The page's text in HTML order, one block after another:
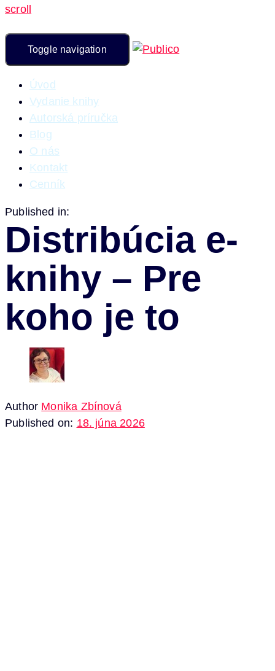
scroll
Toggle navigation
Úvod
Vydanie knihy
Autorská príručka
Blog
O nás
Kontakt
Cenník
Published in:
Distribúcia e-
knihy – Pre
koho je to
Author Monika Zbínová
Published on: 18. júna 2026